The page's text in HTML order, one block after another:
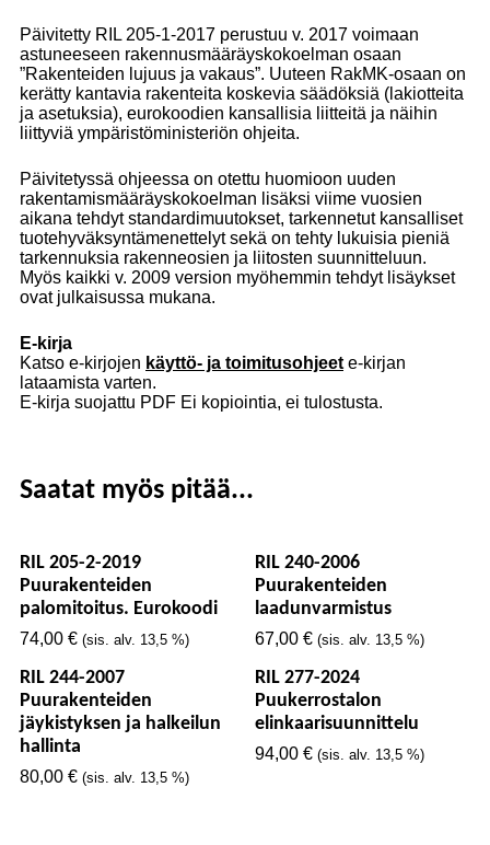
Päivitetty RIL 205-1-2017 perustuu v. 2017 voimaan
astuneeseen rakennusmääräyskokoelman osaan
”Rakenteiden lujuus ja vakaus”. Uuteen RakMK-osaan on
kerätty kantavia rakenteita koskevia säädöksiä (lakiotteita
ja asetuksia), eurokoodien kansallisia liitteitä ja näihin
liittyviä ympäristöministeriön ohjeita.
Päivitetyssä ohjeessa on otettu huomioon uuden
rakentamismääräyskokoelman lisäksi viime vuosien
aikana tehdyt standardimuutokset, tarkennetut kansalliset
tuotehyväksyntämenettelyt sekä on tehty lukuisia pieniä
tarkennuksia rakenneosien ja liitosten suunnitteluun.
Myös kaikki v. 2009 version myöhemmin tehdyt lisäykset
ovat julkaisussa mukana.
E-kirja
Katso e-kirjojen käyttö- ja toimitusohjeet e-kirjan
lataamista varten.
E-kirja suojattu PDF Ei kopiointia, ei tulostusta.
Saatat myös pitää...
RIL 205-2-2019
Puurakenteiden
palomitoitus. Eurokoodi
74,00 € (sis. alv. 13,5 %)
RIL 240-2006
Puurakenteiden
laadunvarmistus
67,00 € (sis. alv. 13,5 %)
RIL 244-2007
Puurakenteiden
jäykistyksen ja halkeilun
hallinta
80,00 € (sis. alv. 13,5 %)
RIL 277-2024
Puukerrostalon
elinkaarisuunnittelu
94,00 € (sis. alv. 13,5 %)